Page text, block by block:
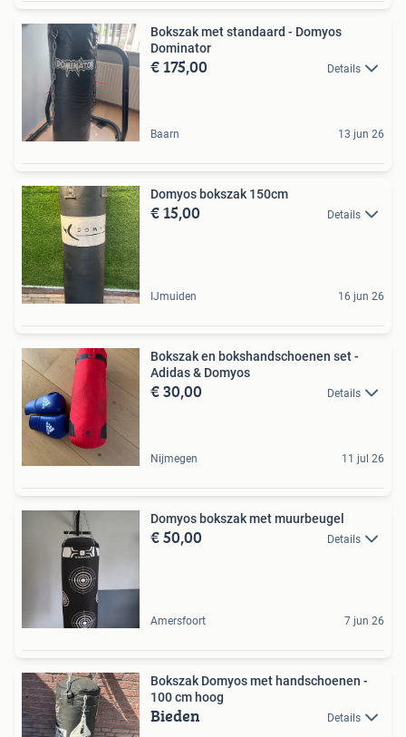
Bokszak met standaard - Domyos
Dominator
€ 175,00 Details
Baarn 13 jun 26
Domyos bokszak 150cm
€ 15,00 Details
IJmuiden 16 jun 26
Bokszak en bokshandschoenen set -
Adidas & Domyos
€ 30,00 Details
Nijmegen 11 jul 26
Domyos bokszak met muurbeugel
€ 50,00 Details
Amersfoort 7 jun 26
Bokszak Domyos met handschoenen -
100 cm hoog
Bieden Details